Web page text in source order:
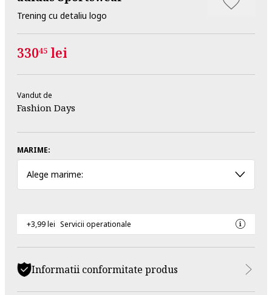
Trening cu detaliu logo
33045 lei
Vandut de
Fashion Days
MARIME:
Alege marime:
+3,99 lei Servicii operationale
Informatii conformitate produs